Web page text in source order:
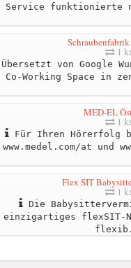
Service funktionierte
1
Übersetzt von Google
Co-Working Space in
MED-EL
1
Für Ihren Hörerfolg
www.medel.com/at und
Flex SIT
1
Die
einzigartiges flexSIT-